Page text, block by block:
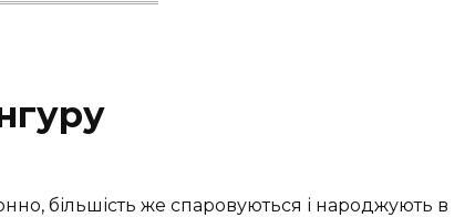
більшість же спаровуються і народжують в